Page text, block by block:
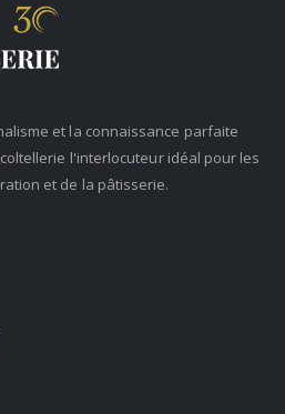
et la connaissance parfaite
l'interlocuteur idéal pour les
et de la pâtisserie.